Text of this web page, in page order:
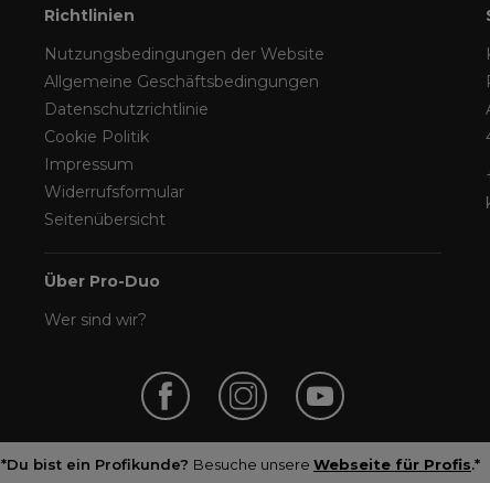
Richtlinien
Nutzungsbedingungen der Website
Allgemeine Geschäftsbedingungen
Datenschutzrichtlinie
Cookie Politik
Impressum
Widerrufsformular
Seitenübersicht
Über Pro-Duo
Wer sind wir?
*Du bist ein Profikunde? Besuche unsere Webseite für Profis.*